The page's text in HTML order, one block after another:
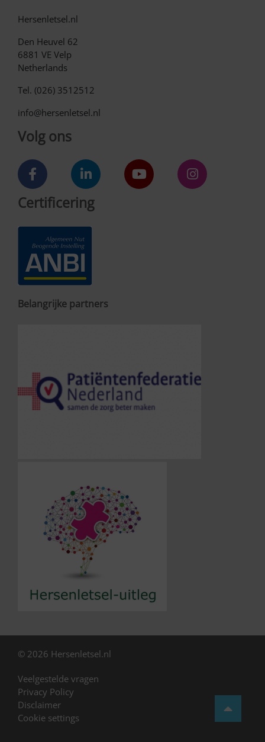
Hersenletsel.nl
Den Heuvel 62
6881 VE Velp
Netherlands
Tel. (026) 3512512
info@hersenletsel.nl
Volg ons
Certificering
Belangrijke partners
© 2026 Hersenletsel.nl
Veelgestelde vragen
Privacy Policy
Disclaimer
Cookie settings